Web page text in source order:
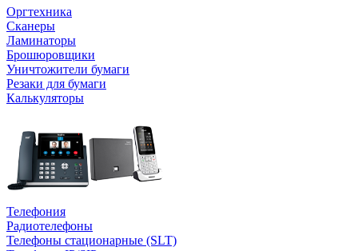
Оргтехника
Сканеры
Ламинаторы
Брошюровщики
Уничтожители бумаги
Резаки для бумаги
Калькуляторы
Телефония
Радиотелефоны
Телефоны стационарные (SLT)